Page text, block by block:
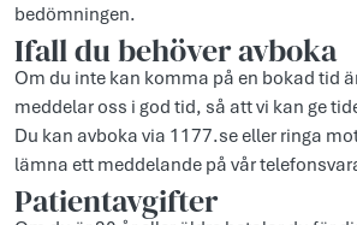
bedömningen.
Ifall du behöver avboka
Om du inte kan komma på en bokad tid
meddelar oss i god tid, så att vi kan ge
Du kan avboka via 1177.se eller ringa
lämna ett meddelande på vår
Patientavgifter